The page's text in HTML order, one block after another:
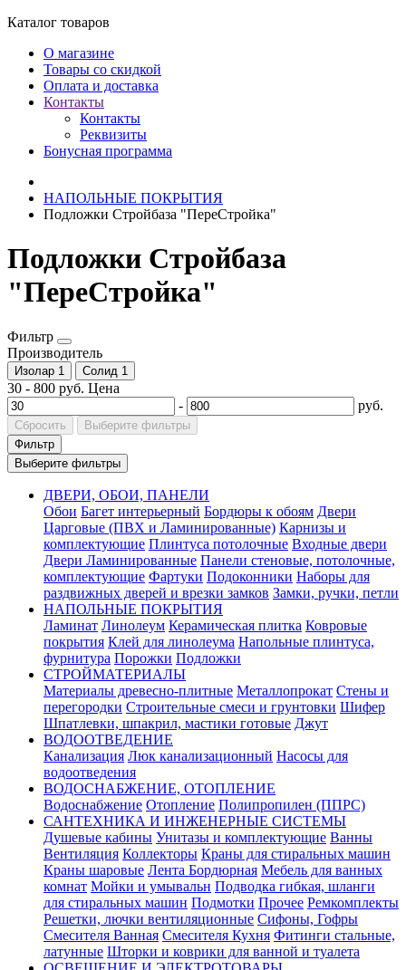
Каталог товаров
О магазине
Товары со скидкой
Оплата и доставка
Контакты
Контакты
Реквизиты
Бонусная программа
НАПОЛЬНЫЕ ПОКРЫТИЯ
Подложки Стройбаза "ПереСтройка"
Подложки Стройбаза
"ПереСтройка"
Фильтр
Производитель
Изолар 1 Солид 1
30 - 800 руб. Цена
-
руб.
Сбросить
Выберите фильтры
Фильтр
Выберите фильтры
ДВЕРИ, ОБОИ, ПАНЕЛИ
Обои Багет интерьерный Бордюры к обоям Двери
Царговые (ПВХ и Ламинированные) Карнизы и
комплектующие Плинтуса потолочные Входные двери
Двери Ламинированные Панели стеновые, потолочные,
комплектующие Фартуки Подоконники Наборы для
раздвижных дверей и врезки замков Замки, ручки, петли
НАПОЛЬНЫЕ ПОКРЫТИЯ
Ламинат Линолеум Керамическая плитка Ковровые
покрытия Клей для линолеума Напольные плинтуса,
фурнитура Порожки Подложки
СТРОЙМАТЕРИАЛЫ
Материалы древесно-плитные Металлопрокат Стены и
перегородки Строительные смеси и грунтовки Шифер
Шпатлевки, шпакрил, мастики готовые Джут
ВОДООТВЕДЕНИЕ
Канализация Люк канализационный Насосы для
водоотведения
ВОДОСНАБЖЕНИЕ, ОТОПЛЕНИЕ
Водоснабжение Отопление Полипропилен (ППРС)
САНТЕХНИКА И ИНЖЕНЕРНЫЕ СИСТЕМЫ
Душевые кабины Унитазы и комплектующие Ванны
Вентиляция Коллекторы Краны для стиральных машин
Краны шаровые Лента Бордюрная Мебель для ванных
комнат Мойки и умывальн Подводка гибкая, шланги
для стиральных машин Подмотки Прочее Ремкомплекты
Решетки, лючки вентиляционные Сифоны, Гофры
Смесителя Ванная Смесителя Кухня Фитинги стальные,
латунные Шторки и коврики для ванной и туалета